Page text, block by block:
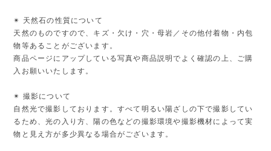
✴︎ 天然石の性質について
天然のものですので、キズ・欠け・穴・母岩／その他付着物・内包
物等あることがございます。
商品ページにアップしている写真や商品説明でよく確認の上、ご購
入お願いいたします。
✴︎ 撮影について
自然光で撮影しております。すべて明るい陽ざしの下で撮影してい
るため、光の入り方、陽の色などの撮影環境や撮影機材によって実
物と見え方が多少異なる場合がございます。